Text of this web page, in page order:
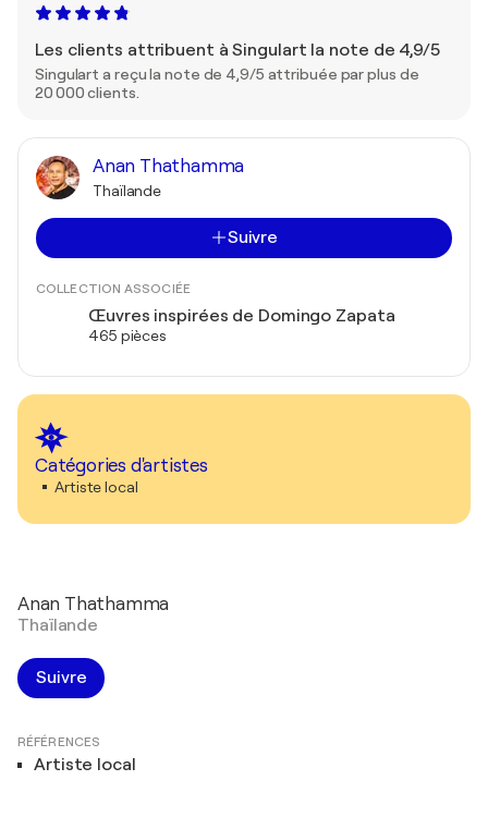
Les clients attribuent à Singulart la note de 4,9/5
Singulart a reçu la note de 4,9/5 attribuée par plus de
20 000 clients.
Anan Thathamma
Thaïlande
Suivre
COLLECTION ASSOCIÉE
Œuvres inspirées de Domingo Zapata
465 pièces
Catégories d'artistes
Artiste local
Anan Thathamma
Thaïlande
Suivre
RÉFÉRENCES
Artiste local